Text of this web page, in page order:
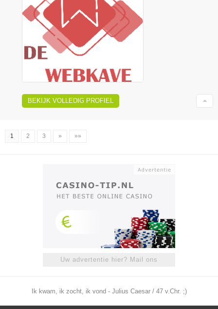
BEKIJK VOLLEDIG PROFIEL
1 2 3 » »»
Uw advertentie hier? Mail ons
Ik kwam, ik zocht, ik vond - Julius Caesar / 47 v.Chr. ;)